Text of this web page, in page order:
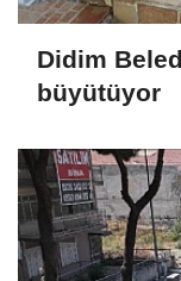
Didim
büyütüyor